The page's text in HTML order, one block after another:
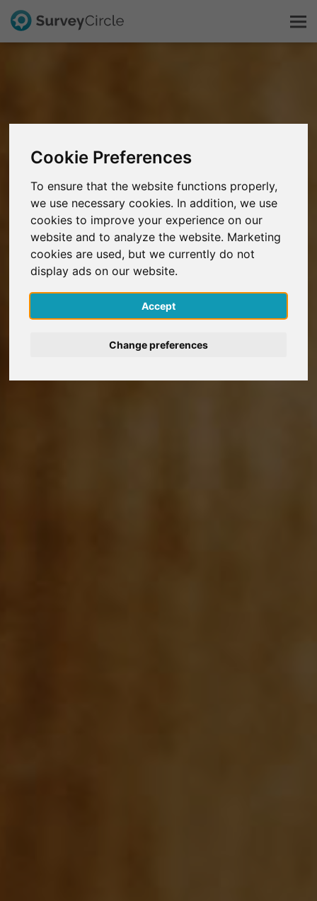
Cookie Preferences
To ensure that the website functions properly,
we use necessary cookies. In addition, we use
cookies to improve your experience on our
website and to analyze the website. Marketing
cookies are used, but we currently do not
display ads on our website.
Accept
Change preferences
Explorer la recherche
FAQ
S'inscrire gratuitement
S'inscrire
English
Deutsch
Nederlands